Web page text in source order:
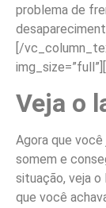
problema de
[/
Veja o
Agora que
somem e
situação, veja o
que você